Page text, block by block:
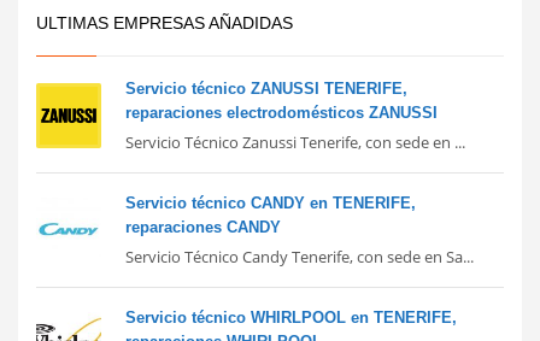
ULTIMAS EMPRESAS AÑADIDAS
Servicio técnico ZANUSSI TENERIFE,
reparaciones electrodomésticos ZANUSSI
Servicio Técnico Zanussi Tenerife, con sede en ...
Servicio técnico CANDY en TENERIFE,
reparaciones CANDY
Servicio Técnico Candy Tenerife, con sede en Sa...
Servicio técnico WHIRLPOOL en TENERIFE,